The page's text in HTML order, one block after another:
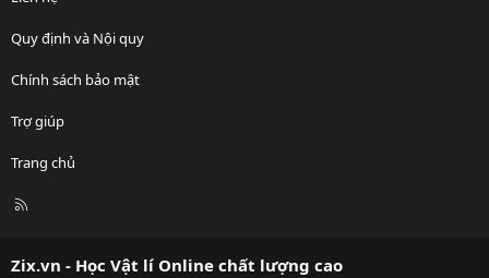
Quy định và Nội quy
Chính sách bảo mật
Trợ giúp
Trang chủ
R
Zix.vn - Học Vật lí Online chất lượng cao